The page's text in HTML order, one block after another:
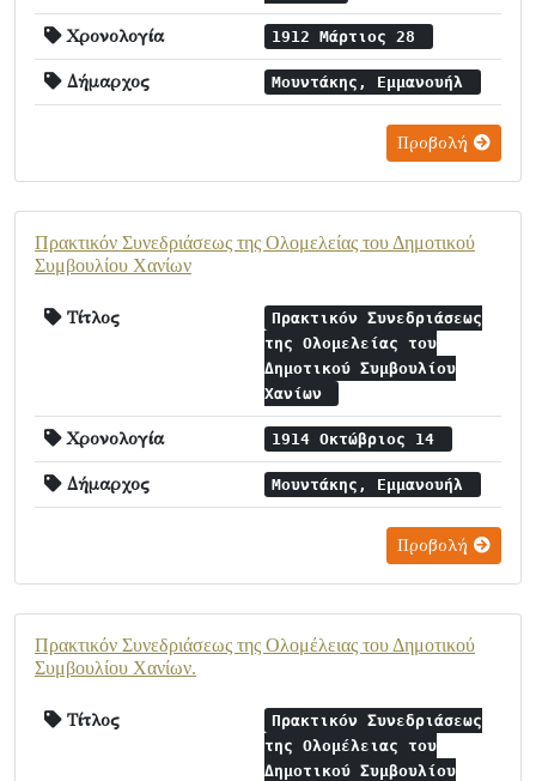
Χρονολογία 1912 Μάρτιος 28
Δήμαρχος Μουντάκης, Εμμανουήλ
Προβολή
Πρακτικόν Συνεδριάσεως της Ολομελείας του Δημοτικού
Συμβουλίου Χανίων
Τίτλος
Πρακτικόν Συνεδριάσεως
της Ολομελείας του
Δημοτικού Συμβουλίου
Χανίων
Χρονολογία 1914 Οκτώβριος 14
Δήμαρχος Μουντάκης, Εμμανουήλ
Προβολή
Πρακτικόν Συνεδριάσεως της Ολομέλειας του Δημοτικού
Συμβουλίου Χανίων.
Τίτλος
Πρακτικόν Συνεδριάσεως
της Ολομέλειας του
Δημοτικού Συμβουλίου